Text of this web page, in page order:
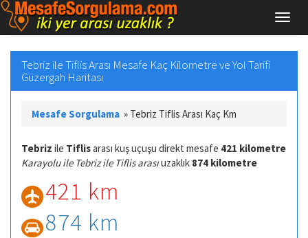
Tebriz ile Tiflis Arası Mesafe Kaç Kilometre ve Yol Tarifi
Güzergah Haritası
Mesafe Sorgulama » Tebriz Tiflis Arası Kaç Km
Tebriz ile Tiflisarası kuş uçuşu direkt mesafe 421 kilometre
Karayolu ile Tebriz ile Tiflis arasıuzaklık 874 kilometre
421 km
874 km